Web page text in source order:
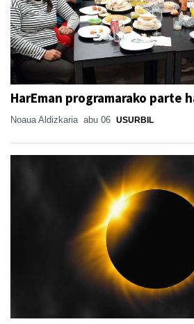
HarEman programarako parte
Noaua Aldizkaria abu 06 USURBIL